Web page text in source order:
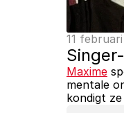
11
Maxime
mentale
kondigt